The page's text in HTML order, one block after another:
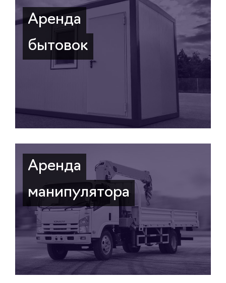
Аренда
бытовок
Аренда
манипулятора